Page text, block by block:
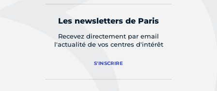
Les newsletters de Paris
Recevez directement par email
l'actualité de vos centres d'intérêt
S'INSCRIRE